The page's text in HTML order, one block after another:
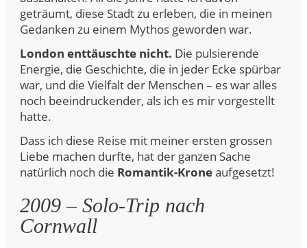
geträumt, diese Stadt zu erleben, die in meinen
Gedanken zu einem Mythos geworden war.
London enttäuschte nicht. Die pulsierende
Energie, die Geschichte, die in jeder Ecke spürbar
war, und die Vielfalt der Menschen – es war alles
noch beeindruckender, als ich es mir vorgestellt
hatte.
Dass ich diese Reise mit meiner ersten grossen
Liebe machen durfte, hat der ganzen Sache
natürlich noch die Romantik-Kroneaufgesetzt!
2009 – Solo-Trip nach
Cornwall